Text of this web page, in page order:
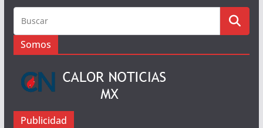
Somos
Publicidad